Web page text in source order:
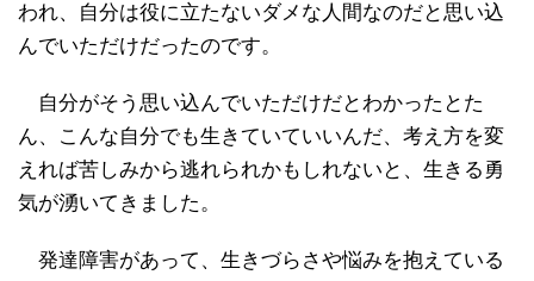
われ、自分は役に立たないダメな人間なのだと思い込
んでいただけだったのです。
自分がそう思い込んでいただけだとわかったとた
ん、こんな自分でも生きていていいんだ、考え方を変
えれば苦しみから逃れられかもしれないと、生きる勇
気が湧いてきました。
発達障害があって、生きづらさや悩みを抱えている